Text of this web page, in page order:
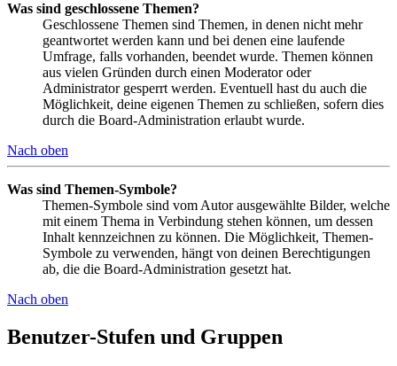
Was sind geschlossene Themen?
Geschlossene Themen sind Themen, in denen nicht mehr
geantwortet werden kann und bei denen eine laufende
Umfrage, falls vorhanden, beendet wurde. Themen können
aus vielen Gründen durch einen Moderator oder
Administrator gesperrt werden. Eventuell hast du auch die
Möglichkeit, deine eigenen Themen zu schließen, sofern dies
durch die Board-Administration erlaubt wurde.
Nach oben
Was sind Themen-Symbole?
Themen-Symbole sind vom Autor ausgewählte Bilder, welche
mit einem Thema in Verbindung stehen können, um dessen
Inhalt kennzeichnen zu können. Die Möglichkeit, Themen-
Symbole zu verwenden, hängt von deinen Berechtigungen
ab, die die Board-Administration gesetzt hat.
Nach oben
Benutzer-Stufen und Gruppen